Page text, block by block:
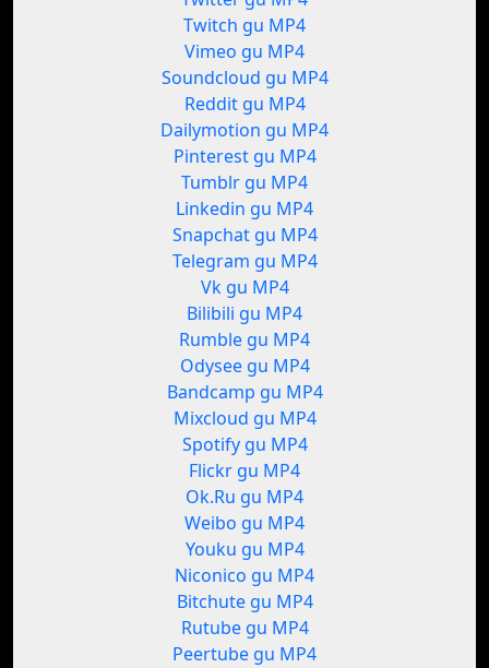
Twitch gu MP4
Vimeo gu MP4
Soundcloud gu MP4
Reddit gu MP4
Dailymotion gu MP4
Pinterest gu MP4
Tumblr gu MP4
Linkedin gu MP4
Snapchat gu MP4
Telegram gu MP4
Vk gu MP4
Bilibili gu MP4
Rumble gu MP4
Odysee gu MP4
Bandcamp gu MP4
Mixcloud gu MP4
Spotify gu MP4
Flickr gu MP4
Ok.Ru gu MP4
Weibo gu MP4
Youku gu MP4
Niconico gu MP4
Bitchute gu MP4
Rutube gu MP4
Peertube gu MP4